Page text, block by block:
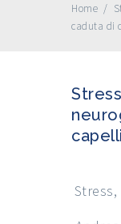
Home /
caduta di
capelli